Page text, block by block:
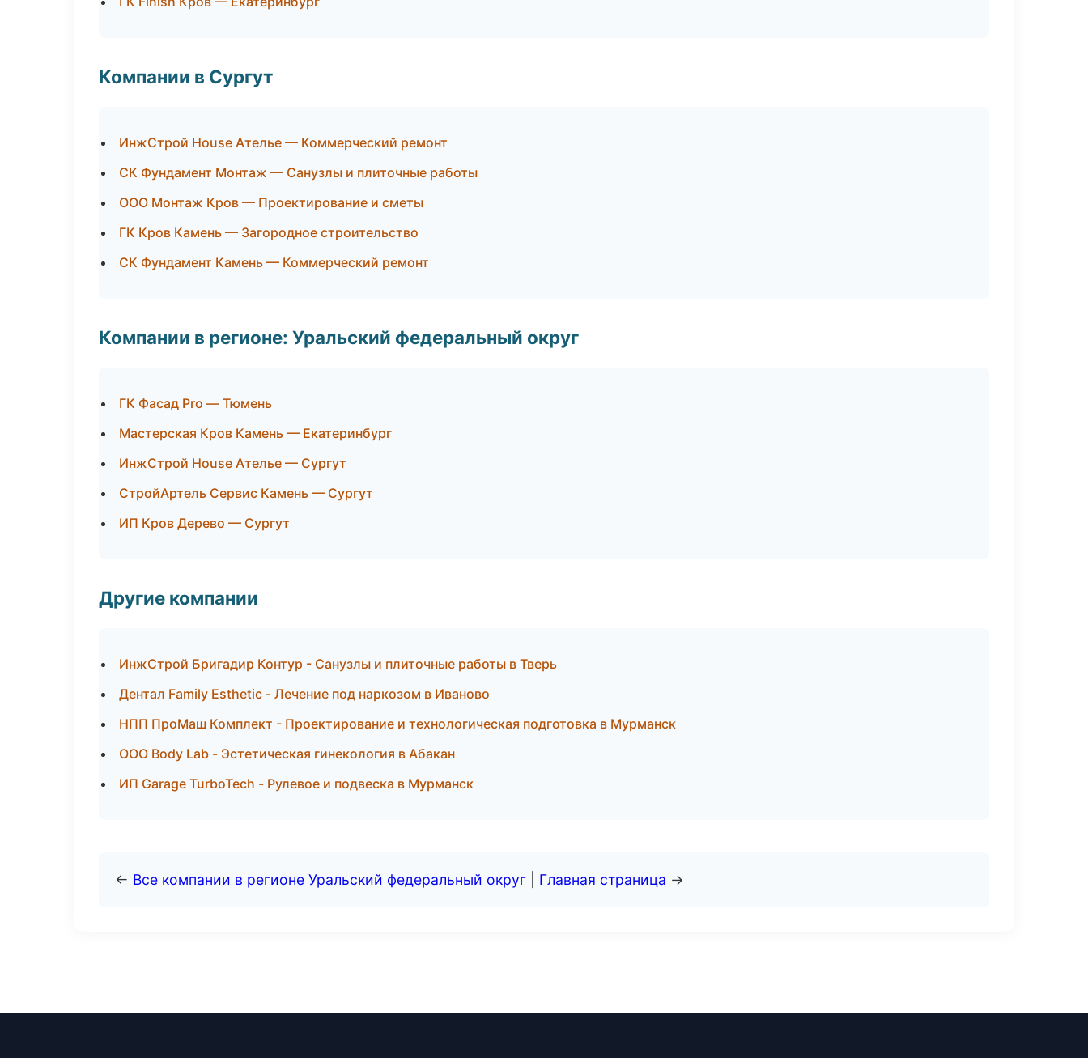
Компании в Сургут
ИнжСтрой House Ателье — Коммерческий ремонт
СК Фундамент Монтаж — Санузлы и плиточные работы
ООО Монтаж Кров — Проектирование и сметы
ГК Кров Камень — Загородное строительство
СК Фундамент Камень — Коммерческий ремонт
Компании в регионе: Уральский федеральный округ
ГК Фасад Pro — Тюмень
Мастерская Кров Камень — Екатеринбург
ИнжСтрой House Ателье — Сургут
СтройАртель Сервис Камень — Сургут
ИП Кров Дерево — Сургут
Другие компании
ИнжСтрой Бригадир Контур - Санузлы и плиточные работы в Тверь
Дентал Family Esthetic - Лечение под наркозом в Иваново
НПП ПроМаш Комплект - Проектирование и технологическая подготовка в Мурманск
ООО Body Lab - Эстетическая гинекология в Абакан
ИП Garage TurboTech - Рулевое и подвеска в Мурманск
← Все компании в регионе Уральский федеральный округ Главная страница →